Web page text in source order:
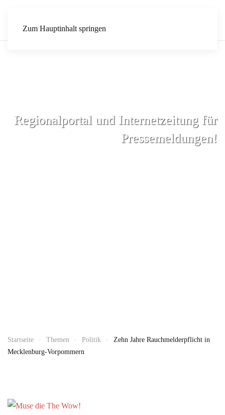
Zum Hauptinhalt springen
Regionalportal und Internetzeitung für
Pressemeldungen!
Startseite Themen Politik
Zehn Jahre Rauchmelderpflicht in
Mecklenburg-Vorpommern